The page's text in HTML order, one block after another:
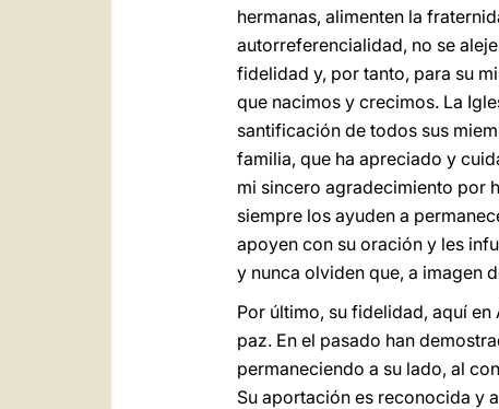
hermanas, alimenten la
autorreferencialidad, no se
fidelidad y, por tanto, para su
que nacimos y crecimos. La
santificación de todos sus
familia, que ha apreciado y
mi sincero agradecimiento por
siempre los ayuden a
apoyen con su oración y les
y nunca olviden que, a imagen
Por último, su fidelidad, aquí
paz. En el pasado han
permaneciendo a su lado, al
Su aportación es reconocida y